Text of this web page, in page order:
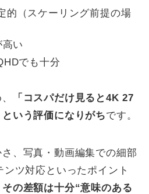
的（スケーリング前提の場
い
でも十分
「コスパだけ見ると4K 27
いう評価になりがちです。
、写真・動画編集での細部
ツ対応といったポイント
その差額は十分“意味のある